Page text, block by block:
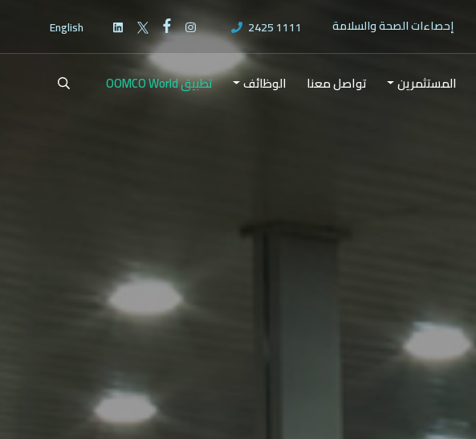
إحصاءات الصحة والسلامة 2425 1111
English
المستثمرين تواصل معنا الوظائف تطبيق OOMCO World